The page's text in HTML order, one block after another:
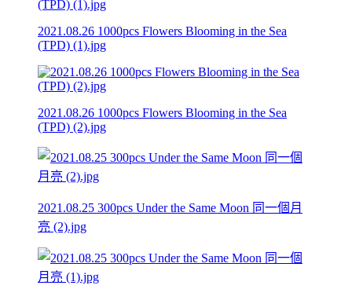
2021.08.26 1000pcs Flowers Blooming in the Sea
(TPD) (1).jpg
2021.08.26 1000pcs Flowers Blooming in the Sea
(TPD) (2).jpg
2021.08.25 300pcs Under the Same Moon 同一個月
亮 (2).jpg